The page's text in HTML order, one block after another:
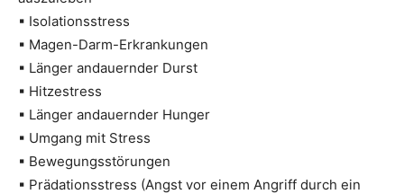
▪ Isolationsstress
▪ Magen-Darm-Erkrankungen
▪ Länger andauernder Durst
▪ Hitzestress
▪ Länger andauernder Hunger
▪ Umgang mit Stress
▪ Bewegungsstörungen
▪ Prädationsstress (Angst vor einem Angriff durch ein